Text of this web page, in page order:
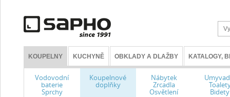
KOUPELNY KUCHYNĚ OBKLADY A DLAŽBY KATALOGY,
Vodovodní
baterie
Sprchy
Koupelnové
doplňky
Nábytek
Zrcadla
Osvětlení Bidety